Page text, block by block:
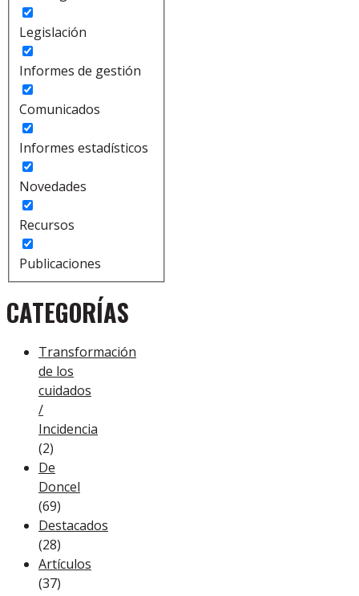
Legislación
Informes de gestión
Comunicados
Informes estadísticos
Novedades
Recursos
Publicaciones
CATEGORÍAS
Transformación
de los
cuidados
/
Incidencia
(2)
De
Doncel
(69)
Destacados
(28)
Artículos
(37)